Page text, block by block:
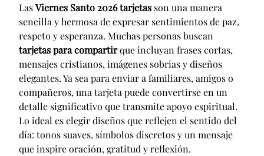
LasViernes Santo 2026 tarjetas son una manera
sencilla y hermosa de expresar sentimientos de paz,
respeto y esperanza. Muchas personas buscan
tarjetas para compartirque incluyan frases cortas,
mensajes cristianos, imágenes sobrias y diseños
elegantes. Ya sea para enviar a familiares, amigos o
compañeros, una tarjeta puede convertirse en un
detalle significativo que transmite apoyo espiritual.
Lo ideal es elegir diseños que reflejen el sentido del
día: tonos suaves, símbolos discretos y un mensaje
que inspire oración, gratitud y reflexión.